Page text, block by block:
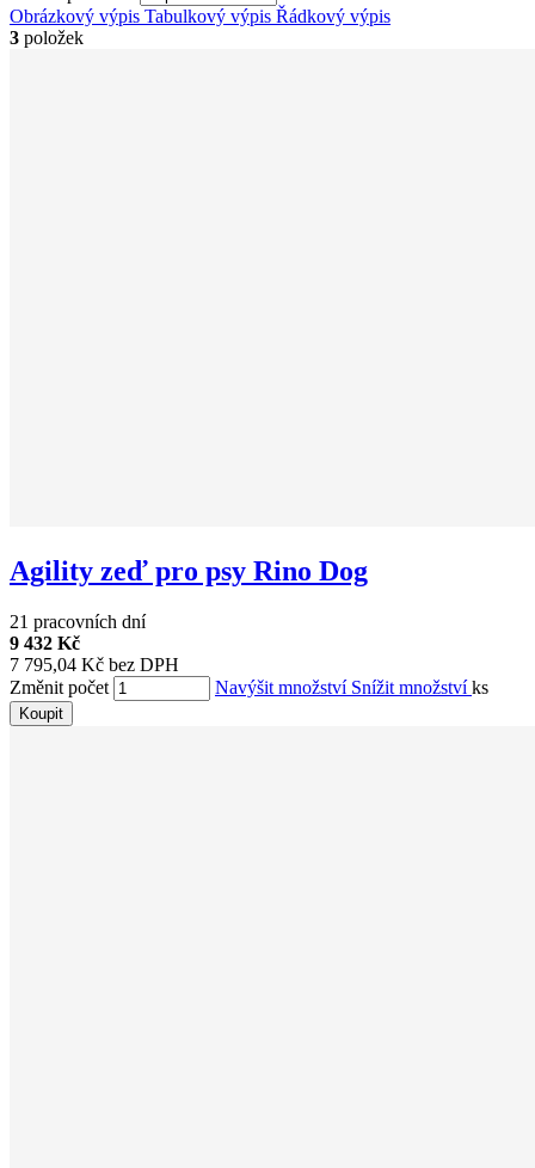
Obrázkový výpis Tabulkový výpis Řádkový výpis
3 položek
Agility zeď pro psy Rino Dog
21 pracovních dní
9 432 Kč
7 795,04 Kč bez DPH
Změnit počet
Navýšit množství Snížit množstvíks
Koupit